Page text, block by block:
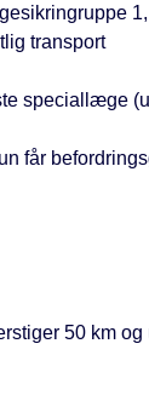
transport
speciallæge
får
50 km og